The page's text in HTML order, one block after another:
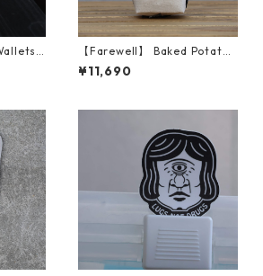
【Farewell】 Baked Potato™
（Natural X10）
¥11,690